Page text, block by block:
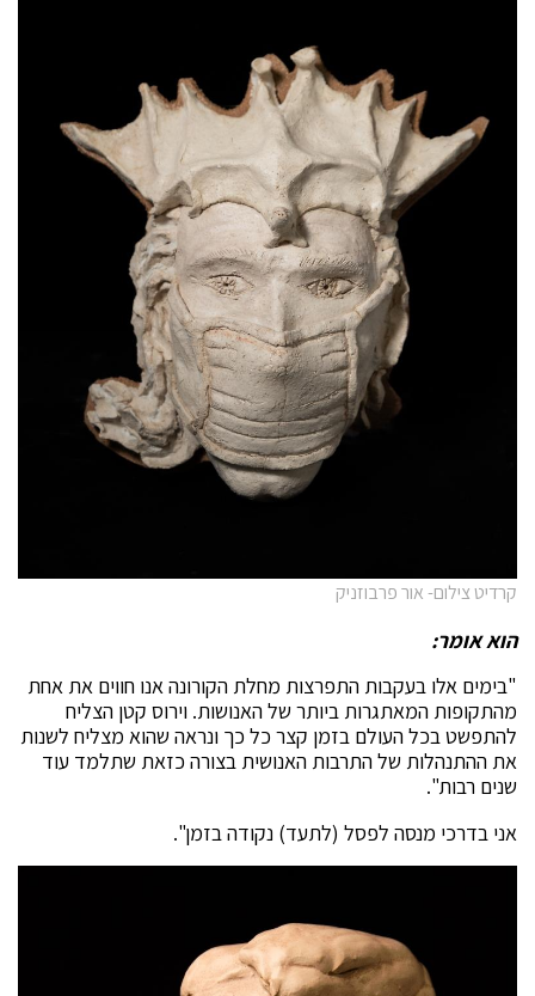
קרדיט צילום- אור פרבוזניק
הוא אומר:
"בימים אלו בעקבות התפרצות מחלת הקורונה אנו חווים את אחת
מהתקופות המאתגרות ביותר של האנושות. וירוס קטן הצליח
להתפשט בכל העולם בזמן קצר כל כך ונראה שהוא מצליח לשנות
את ההתנהלות של התרבות האנושית בצורה כזאת שתלמד עוד
שנים רבות".
אני בדרכי מנסה לפסל (לתעד) נקודה בזמן".